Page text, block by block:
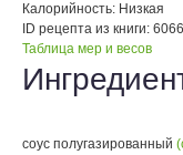
Калорийность: Низкая
ID рецепта из книги: 6066
Таблица мер и весов
соус полугазированный